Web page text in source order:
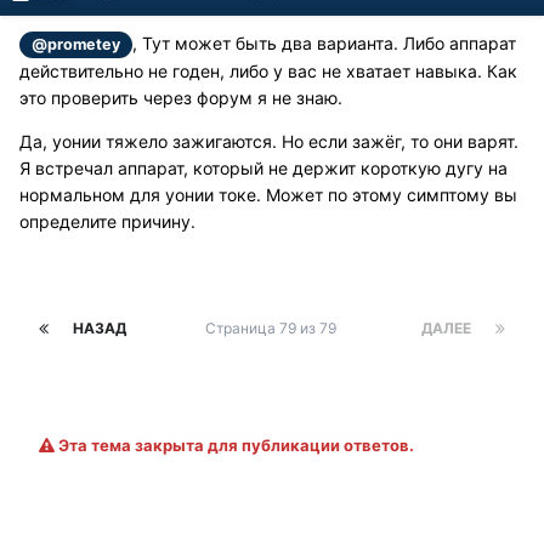
@prometey
, Тут может быть два варианта. Либо аппарат
действительно не годен, либо у вас не хватает навыка. Как
это проверить через форум я не знаю.
Да, уонии тяжело зажигаются. Но если зажёг, то они варят.
Я встречал аппарат, который не держит короткую дугу на
нормальном для уонии токе. Может по этому симптому вы
определите причину.
НАЗАД ДАЛЕЕ
Страница 79 из 79
Эта тема закрыта для публикации ответов.